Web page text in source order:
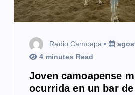
Radio Camoapa
4 minutes Read
Joven camoapense
ocurrida en un bar